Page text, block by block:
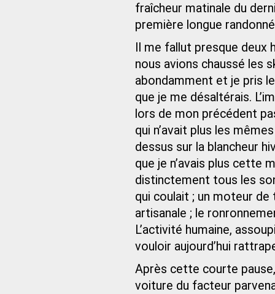
fraîcheur matinale du
première longue
Il me fallut presque
nous avions chaussé les
abondamment et je pris
que je me désaltérais.
lors de mon précédent
qui n’avait plus les
dessus sur la blancheur
que je n’avais plus cette
distinctement tous les
qui coulait ; un moteur de
artisanale ; le
L’activité humaine,
vouloir aujourd’hui
Après cette courte
voiture du facteur